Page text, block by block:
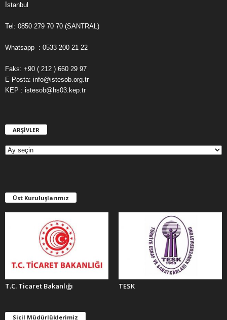
İstanbul
Tel: 0850 279 70 70 (SANTRAL)
Whatsapp : 0533 200 21 22
Faks: +90 ( 212 ) 660 29 97
E-Posta: info@istesob.org.tr
KEP : istesob@hs03.kep.tr
ARŞİVLER
E
R
Üst Kuruluşlarımız
T.C. Ticaret Bakanlığı TESK
Sicil Müdürlüklerimiz